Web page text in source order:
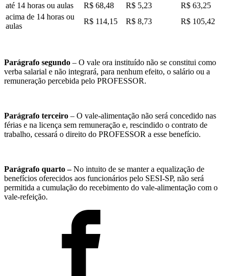
até 14 horas ou aulas R$ 68,48 R$ 5,23
R$ 63,25
acima de 14 horas ou
aulas
R$ 114,15 R$ 8,73 R$ 105,42
Parágrafo segundo – O vale ora instituído não se constitui como
verba salarial e não integrará, para nenhum efeito, o salário ou a
remuneração percebida pelo PROFESSOR.
Parágrafo terceiro – O vale-alimentação não será concedido nas
férias e na licença sem remuneração e, rescindido o contrato de
trabalho, cessará o direito do PROFESSOR a esse benefício.
Parágrafo quarto –No intuito de se manter a equalização de
benefícios oferecidos aos funcionários pelo SESI-SP, não será
permitida a cumulação do recebimento do vale-alimentação com o
vale-refeição.